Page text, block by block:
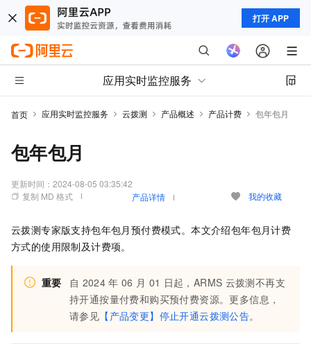
打开 APP
应用实时监控服务
首页 应用实时监控服务 云拨测 产品概述 产品计费 包年包月
包年包月
更新时间： 2024-08-05 03:35:42
复制 MD 格式
产品详情 我的收藏
云拨测专家版支持包年包月预付费模式。本文介绍包年包月计费
方式的使用限制及计费项。
重要 自 2024 年 06 月 01 日起，ARMS 云拨测不再支
持开通按量付费和购买预付费资源。更多信息，
请参见 【产品变更】停止开通云拨测公告。